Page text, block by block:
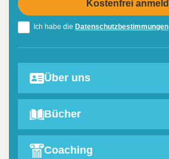
Ich habe die Datenschutzbestimmungen
Über uns
Bücher
Coaching